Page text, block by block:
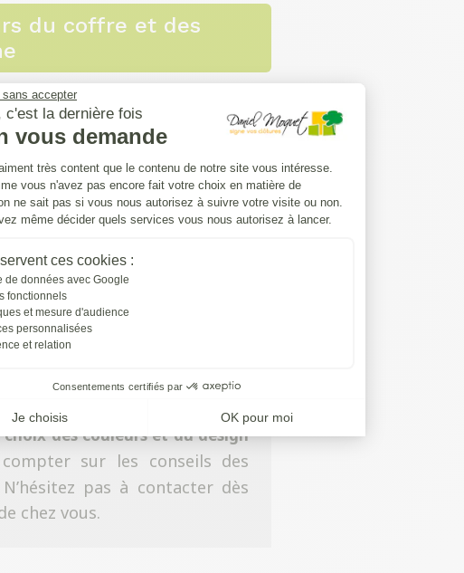
sans accepter
c'est la dernière fois
vous demande
de Gestion du Consentement :
très content que le contenu de notre site vous intéresse.
vous n'avez pas encore fait votre choix en matière de
ne sait pas si vous nous autorisez à suivre votre visite ou non.
même décider quels services vous nous autorisez à lancer.
ces cookies :
de données avec Google
fonctionnels
et mesure d'audience
personnalisées
et relation
Consentements certifiés par
Je choisis OK pour moi
Axeptio consent
du coffre et des
store banne, c’est-à-dire des bras,
contribue aussi à l’esthétique
Vous pouvez choisir une teinte
coloris plus contrasté. Dans ce
avec la couleur de votre façade
résultat final vous plaise et soit
le choix d’un store avec coffre
dans le rendu final
vous offrent un choix de formes
toutes vos envies.
des couleurs et du design
sur les conseils des
pas à contacter dès
chez vous.